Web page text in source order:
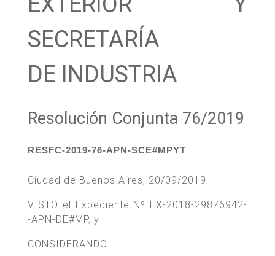
SECRETARÍA
DE INDUSTRIA
Resolución Conjunta 76/2019
RESFC-2019-76-APN-SCE#MPYT
Ciudad de Buenos Aires, 20/09/2019
VISTO el Expediente Nº EX-2018-29876942-
-APN-DE#MP, y
CONSIDERANDO: